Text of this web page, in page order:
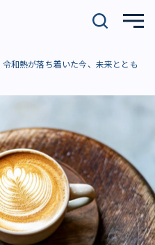
和熱が落ち着いた今、未来ととも